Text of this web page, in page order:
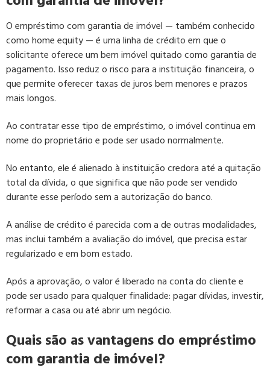
O empréstimo com garantia de imóvel — também conhecido
como home equity — é uma linha de crédito em que o
solicitante oferece um bem imóvel quitado como garantia de
pagamento. Isso reduz o risco para a instituição financeira, o
que permite oferecer taxas de juros bem menores e prazos
mais longos.
Ao contratar esse tipo de empréstimo, o imóvel continua em
nome do proprietário e pode ser usado normalmente.
No entanto, ele é alienado à instituição credora até a quitação
total da dívida, o que significa que não pode ser vendido
durante esse período sem a autorização do banco.
A análise de crédito é parecida com a de outras modalidades,
mas inclui também a avaliação do imóvel, que precisa estar
regularizado e em bom estado.
Após a aprovação, o valor é liberado na conta do cliente e
pode ser usado para qualquer finalidade: pagar dívidas, investir,
reformar a casa ou até abrir um negócio.
Quais são as vantagens do empréstimo
com garantia de imóvel?